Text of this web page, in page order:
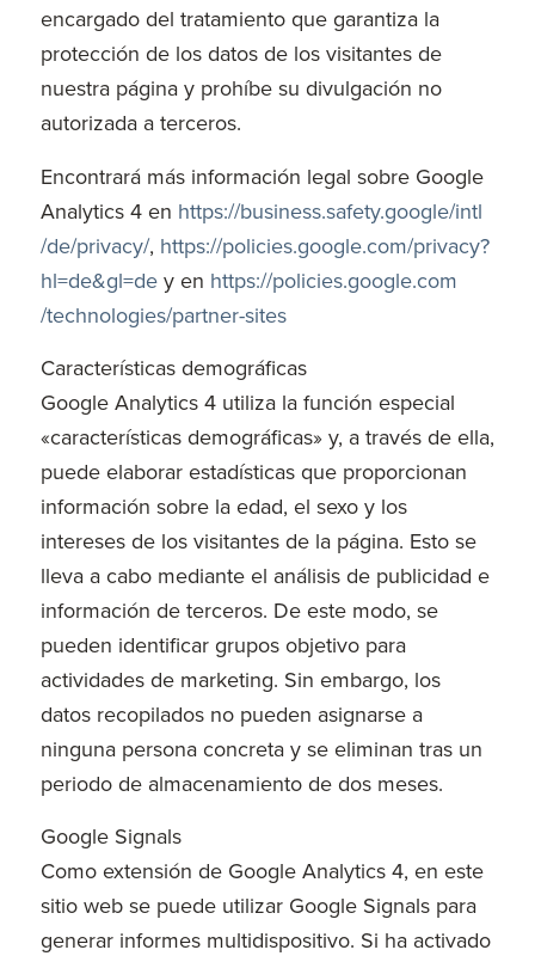
encargado del tratamiento que garantiza la
protección de los datos de los visitantes de
nuestra página y prohíbe su divulgación no
autorizada a terceros.
Encontrará más información legal sobre Google
Analytics 4 en https://business.safety.google/intl
/de/privacy/, https://policies.google.com/privacy?
hl=de&gl=dey en https://policies.google.com
/technologies/partner-sites
Características demográficas
Google Analytics 4 utiliza la función especial
«características demográficas» y, a través de ella,
puede elaborar estadísticas que proporcionan
información sobre la edad, el sexo y los
intereses de los visitantes de la página. Esto se
lleva a cabo mediante el análisis de publicidad e
información de terceros. De este modo, se
pueden identificar grupos objetivo para
actividades de marketing. Sin embargo, los
datos recopilados no pueden asignarse a
ninguna persona concreta y se eliminan tras un
periodo de almacenamiento de dos meses.
Google Signals
Como extensión de Google Analytics 4, en este
sitio web se puede utilizar Google Signals para
generar informes multidispositivo. Si ha activado